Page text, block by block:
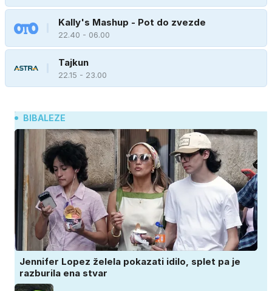
Kally's Mashup - Pot do zvezde
22.40 - 06.00
Tajkun
22.15 - 23.00
BIBALEZE
Jennifer Lopez želela pokazati idilo, splet pa je
razburila ena stvar